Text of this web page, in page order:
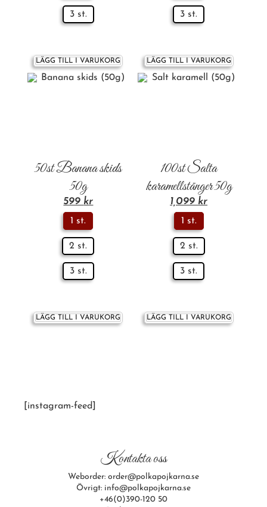
3 st.
LÄGG TILL I VARUKORG
3 st.
LÄGG TILL I VARUKORG
50st Banana skids
50g
599 kr
1 st.
2 st.
3 st.
LÄGG TILL I VARUKORG
100st Salta
karamellstänger 50g
1,099 kr
1 st.
2 st.
3 st.
LÄGG TILL I VARUKORG
[instagram-feed]
Kontakta oss
Weborder: order@polkapojkarna.se
Övrigt: info@polkapojkarna.se
+46(0)390-120 50